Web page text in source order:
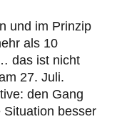
und im Prinzip
als 10
das ist nicht
27. Juli.
den Gang
Situation besser